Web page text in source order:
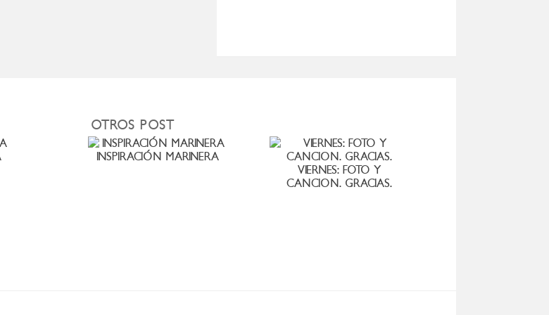
OTROS POST
INSPIRACIÓN MARINERA
VIERNES: FOTO Y
CANCION. GRACIAS.